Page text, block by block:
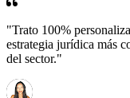
"Trato 100%
estrategia jurídica más
del sector."